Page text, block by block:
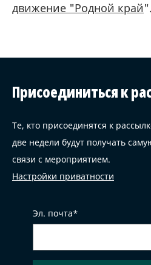
движение "Родной край".
Присоединиться к
Те, кто присоединятся к
две недели будут получать
связи с мероприятием.
Настройки приватности
Эл. почта